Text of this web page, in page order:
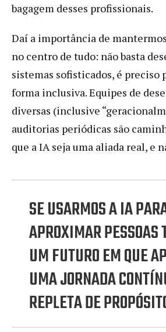
bagagem desses profissionais.
Daí a importância de
no centro de tudo: não basta
sistemas sofisticados, é preciso
forma inclusiva. Equipes de
diversas (inclusive
auditorias periódicas são
que a IA seja uma aliada real, e
SE USARMOS A IA
APROXIMAR PESSOAS
UM FUTURO EM QUE
UMA JORNADA
REPLETA DE